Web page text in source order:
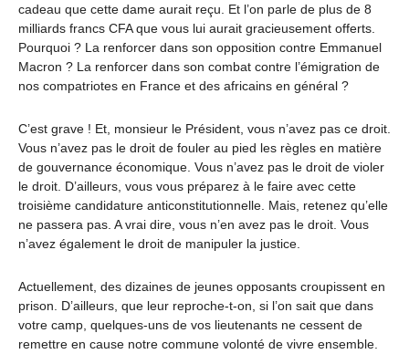
cadeau que cette dame aurait reçu. Et l’on parle de plus de 8
milliards francs CFA que vous lui aurait gracieusement offerts.
Pourquoi ? La renforcer dans son opposition contre Emmanuel
Macron ? La renforcer dans son combat contre l’émigration de
nos compatriotes en France et des africains en général ?
C’est grave ! Et, monsieur le Président, vous n’avez pas ce droit.
Vous n’avez pas le droit de fouler au pied les règles en matière
de gouvernance économique. Vous n’avez pas le droit de violer
le droit. D’ailleurs, vous vous préparez à le faire avec cette
troisième candidature anticonstitutionnelle. Mais, retenez qu’elle
ne passera pas. A vrai dire, vous n’en avez pas le droit. Vous
n’avez également le droit de manipuler la justice.
Actuellement, des dizaines de jeunes opposants croupissent en
prison. D’ailleurs, que leur reproche-t-on, si l’on sait que dans
votre camp, quelques-uns de vos lieutenants ne cessent de
remettre en cause notre commune volonté de vivre ensemble.